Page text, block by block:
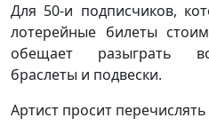
Для 50-и подписчиков,
лотерейные билеты
обещает разыграть
браслеты и подвески.
Артист просит